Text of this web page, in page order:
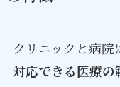
クリニックと病院
対応できる医療の